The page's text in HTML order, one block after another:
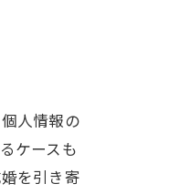
人情報の
ケースも
を引き寄